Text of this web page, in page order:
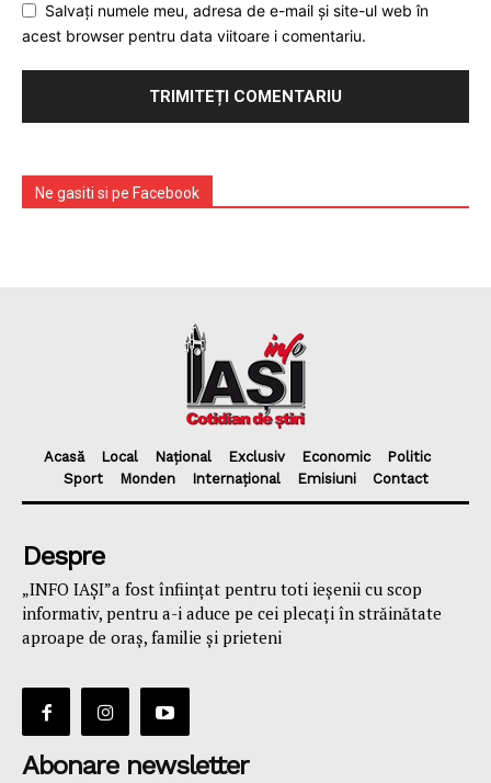
Salvați numele meu, adresa de e-mail și site-ul web în
acest browser pentru data viitoare i comentariu.
Ne gasiti si pe Facebook
Acasă Local Național Exclusiv Economic
Politic
Sport
Monden Internațional Emisiuni Contact
Despre
„INFO IAȘI”a fost înfiinţat pentru toti ieşenii cu scop
informativ, pentru a-i aduce pe cei plecaţi în străinătate
aproape de oraş, familie și prieteni
Abonare newsletter